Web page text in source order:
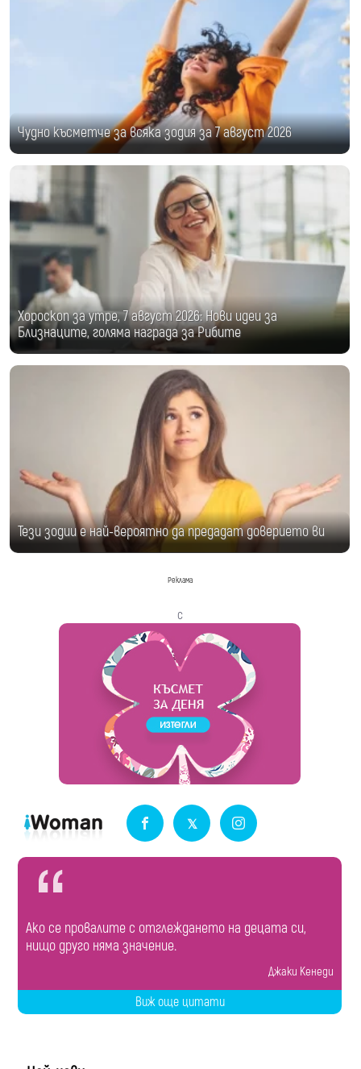
Чудно късметче за всяка зодия за 7 август 2026
Хороскоп за утре, 7 август 2026: Нови идеи за
Близнаците, голяма награда за Рибите
Тези зодии е най-вероятно да предадат доверието ви
Реклама
с
Ако се провалите с отглеждането на децата си,
нищо друго няма значение.
Джаки Кенеди
Виж още цитати